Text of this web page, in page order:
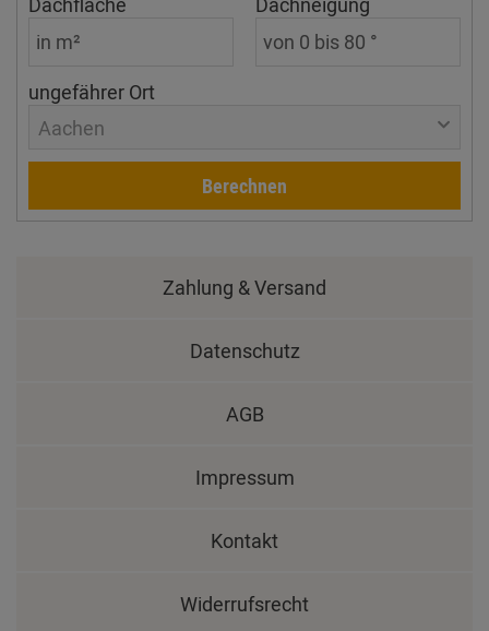
ungefährer Ort
Aachen
Berechnen
Zahlung & Versand
Datenschutz
AGB
Impressum
Kontakt
Widerrufsrecht